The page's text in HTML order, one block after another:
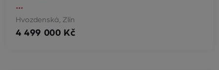
…
Hvozdenská, Zlín
4 499 000 Kč